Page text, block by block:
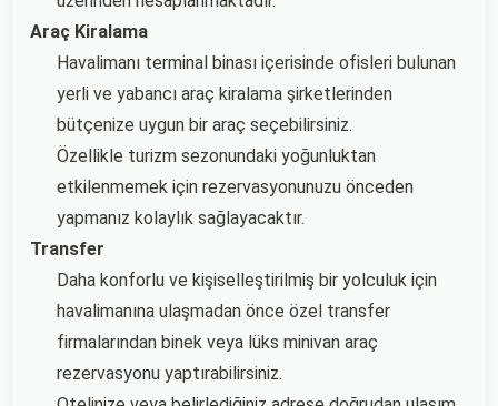
Araç Kiralama
Havalimanı terminal binası içerisinde ofisleri bulunan
yerli ve yabancı araç kiralama şirketlerinden
bütçenize uygun bir araç seçebilirsiniz.
Özellikle turizm sezonundaki yoğunluktan
etkilenmemek için rezervasyonunuzu önceden
yapmanız kolaylık sağlayacaktır.
Transfer
Daha konforlu ve kişiselleştirilmiş bir yolculuk için
havalimanına ulaşmadan önce özel transfer
firmalarından binek veya lüks minivan araç
rezervasyonu yaptırabilirsiniz.